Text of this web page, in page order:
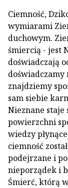
Ciemność,
wymiarami
duchowym.
śmiercią - jest
doświadczają
doświadczamy
znajdziemy
sam siebie
Nieznane staje
powierzchni
wiedzy
ciemność
podejrzane i
nieporządek i
Śmierć, którą